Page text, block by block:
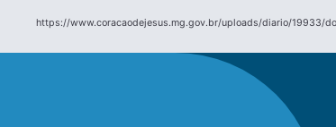
https://www.coracaodejesus.mg.gov.br/uploads/diario/19933/